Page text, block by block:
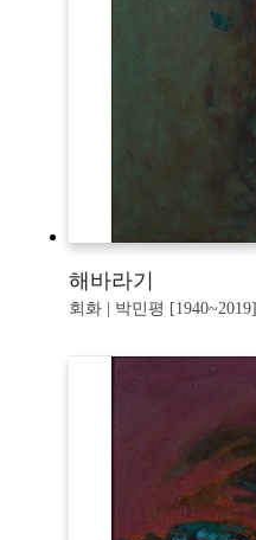
해바라기
회화 | 박민평 [1940~2019]